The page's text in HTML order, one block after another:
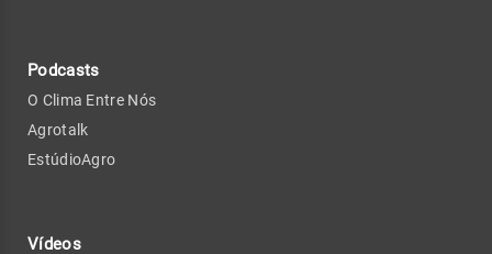
Podcasts
O Clima Entre Nós
Agrotalk
EstúdioAgro
Vídeos